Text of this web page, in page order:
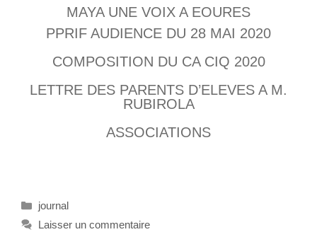
MAYA UNE VOIX A EOURES
PPRIF AUDIENCE DU 28 MAI 2020
COMPOSITION DU CA CIQ 2020
LETTRE DES PARENTS D’ELEVES A M.
RUBIROLA
ASSOCIATIONS
journal
Laisser un commentaire